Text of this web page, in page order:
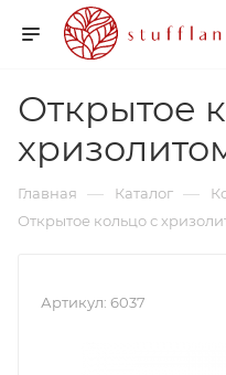
Открытое
Главная — Каталог —
Открытое кольцо с
Артикул: 6037